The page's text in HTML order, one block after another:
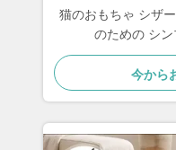
猫のおもちゃ シザ
のための シ
今から